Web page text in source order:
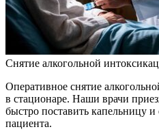
Снятие алкогольной
Оперативное снятие
в стационаре. Наши врачи
быстро поставить капельницу и
пациента.